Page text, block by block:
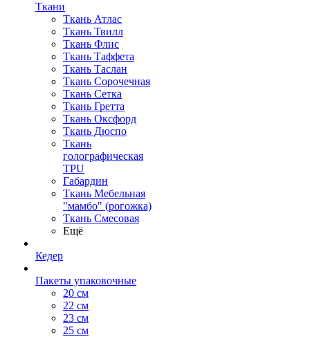
Ткани
Ткань Атлас
Ткань Твилл
Ткань Флис
Ткань Таффета
Ткань Таслан
Ткань Сорочечная
Ткань Сетка
Ткань Гретта
Ткань Оксфорд
Ткань Дюспо
Ткань
голографическая
TPU
Габардин
Ткань Мебельная
"мамбо" (рогожка)
Ткань Смесовая
Ещё
Кедер
Пакеты упаковочные
20 см
22 см
23 см
25 см